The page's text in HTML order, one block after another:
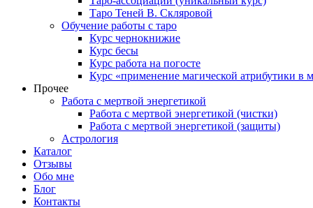
Таро Теней В. Скляровой
Обучение работы с таро
Курс чернокнижие
Курс бесы
Курс работа на погосте
Курс «применение магической атрибутики в
Прочее
Работа с мертвой энергетикой
Работа с мертвой энергетикой (чистки)
Работа с мертвой энергетикой (защиты)
Астрология
Каталог
Отзывы
Обо мне
Блог
Контакты